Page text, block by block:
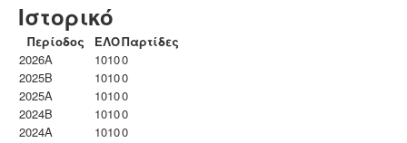
Ιστορικό
Περίοδος ΕΛΟΠαρτίδες
2026A
10100
2025B
10100
2025A
10100
2024B
10100
2024A
10100